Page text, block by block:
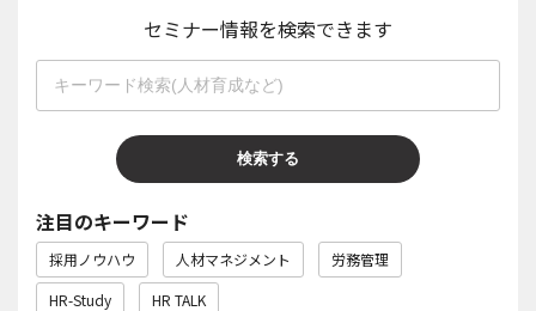
セミナー情報を検索できます
検索する
注目のキーワード
採用ノウハウ 人材マネジメント
労務管理
HR-Study
HR TALK